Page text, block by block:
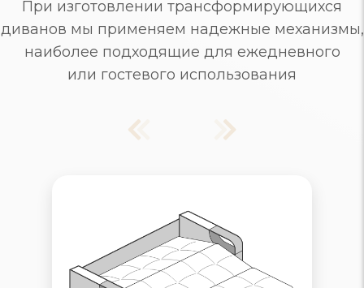
При изготовлении трансформирующихся
диванов мы применяем надежные механизмы,
наиболее подходящие для ежедневного
или гостевого использования
Надежный механизм раскладывания,
рассчитанный на ежедневное